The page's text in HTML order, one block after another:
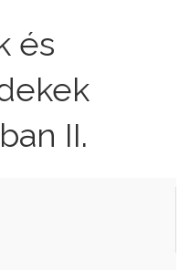
és
II.